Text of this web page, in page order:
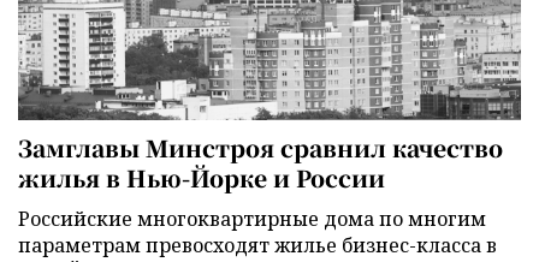
Замглавы Минстроя сравнил качество
жилья в Нью-Йорке и России
Российские многоквартирные дома по многим
параметрам превосходят жилье бизнес-класса в